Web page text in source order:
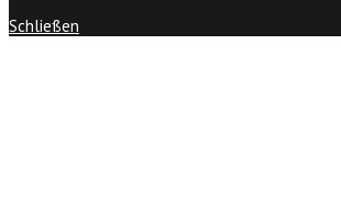
Schließen